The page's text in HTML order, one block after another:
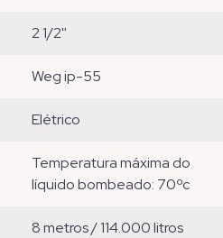
2 1/2''
weg ip-55
elétrico
temperatura máxima do
líquido bombeado: 70ºc
8 metros / 114.000 litros